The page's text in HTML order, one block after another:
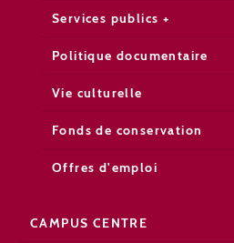
Services publics +
Politique documentaire
Vie culturelle
Fonds de conservation
Offres d'emploi
CAMPUS CENTRE